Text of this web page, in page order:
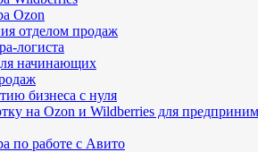
Ozon
отделом продаж
логиста
начинающих
бизнеса с нуля
на Ozon и Wildberries для
по работе с Авито